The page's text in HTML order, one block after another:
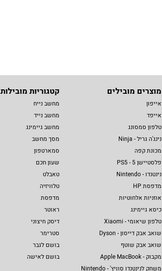
מוצרים מובילים
אייפון
אייפד
טלפון סמסונג
נינג'ה גריל - Ninja
מכונת קפה
פלסטיישן 5 - PS5
נינטנדו - Nintendo
מדפסת HP
אוזניות אלחוטיות
כיסא גיימינג
טלפון שיאומי - Xiaomi
שואב אבק דייסון - Dyson
שואב אבק שוטף
מקבוק - Apple MacBook
משחק לנינטנדו סוויץ' - Nintendo
קטגוריות מובילות
מחשב נייח
מחשב נייד
מחשב גיימינג
מסך מחשב
סמארטפון
שעון חכם
טאבלט
טלוויזיה
מדפסת
ראוטר
דיסק חיצוני
סטרימר
בושם לגבר
בושם לאישה